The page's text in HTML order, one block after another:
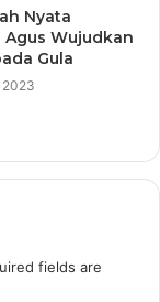
Nyata
Agus Wujudkan
Gula
2023
fields are